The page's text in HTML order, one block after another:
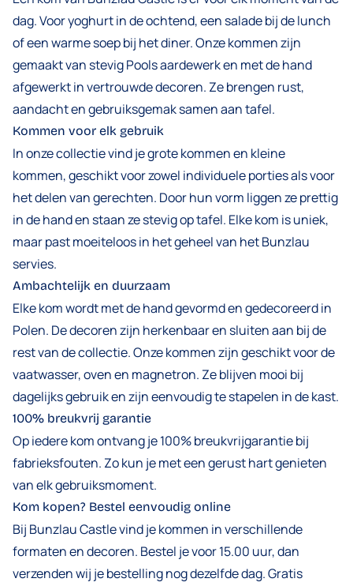
dag. Voor yoghurt in de ochtend, een salade bij de lunch
of een warme soep bij het diner. Onze kommen zijn
gemaakt van stevig Pools aardewerk en met de hand
afgewerkt in vertrouwde decoren. Ze brengen rust,
aandacht en gebruiksgemak samen aan tafel.
Kommen voor elk gebruik
In onze collectie vind je grote kommen en kleine
kommen, geschikt voor zowel individuele porties als voor
het delen van gerechten. Door hun vorm liggen ze prettig
in de hand en staan ze stevig op tafel. Elke kom is uniek,
maar past moeiteloos in het geheel van het Bunzlau
servies.
Ambachtelijk en duurzaam
Elke kom wordt met de hand gevormd en gedecoreerd in
Polen. De decoren zijn herkenbaar en sluiten aan bij de
rest van de collectie. Onze kommen zijn geschikt voor de
vaatwasser, oven en magnetron. Ze blijven mooi bij
dagelijks gebruik en zijn eenvoudig te stapelen in de kast.
100% breukvrij garantie
Op iedere kom ontvang je 100% breukvrijgarantie bij
fabrieksfouten. Zo kun je met een gerust hart genieten
van elk gebruiksmoment.
Kom kopen? Bestel eenvoudig online
Bij Bunzlau Castle vind je kommen in verschillende
formaten en decoren. Bestel je voor 15.00 uur, dan
verzenden wij je bestelling nog dezelfde dag. Gratis